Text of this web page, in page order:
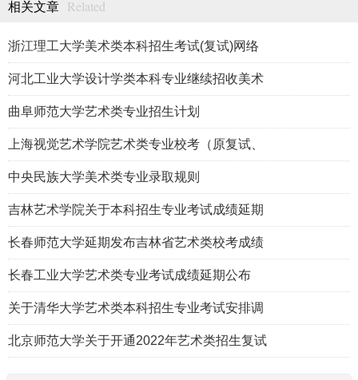
相关文章 Related
浙江理工大学美术类本科招生考试(复试)网络
河北工业大学设计学类本科专业继续招收美术
曲阜师范大学艺术类专业招生计划
上海视觉艺术学院艺术类专业校考（原复试、
中央民族大学美术类专业录取规则
吉林艺术学院关于本科招生专业考试成绩延期
长春师范大学延期发布吉林省艺术类校考成绩
长春工业大学艺术类专业考试成绩延期公布
关于清华大学艺术类本科招生专业考试安排调
北京师范大学关于开通2022年艺术类招生复试